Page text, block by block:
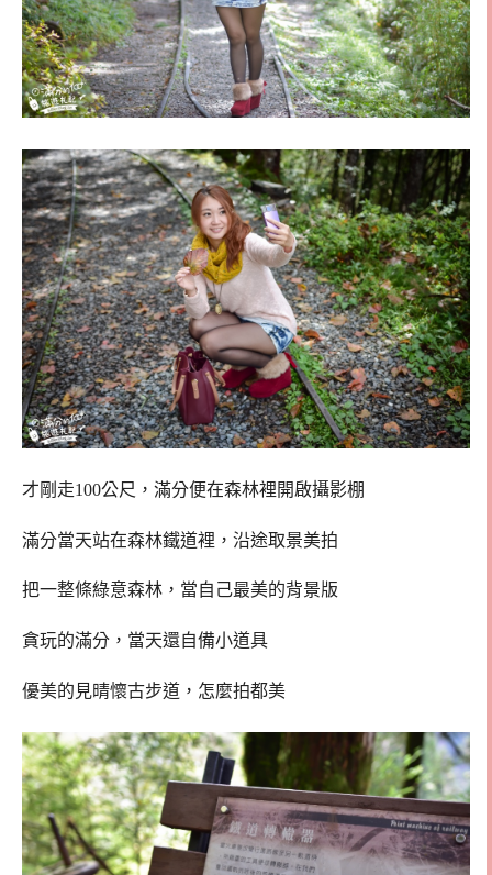
才剛走100公尺，滿分便在森林裡開啟攝影棚
滿分當天站在森林鐵道裡，沿途取景美拍
把一整條綠意森林，當自己最美的背景版
貪玩的滿分，當天還自備小道具
優美的見晴懷古步道，怎麼拍都美